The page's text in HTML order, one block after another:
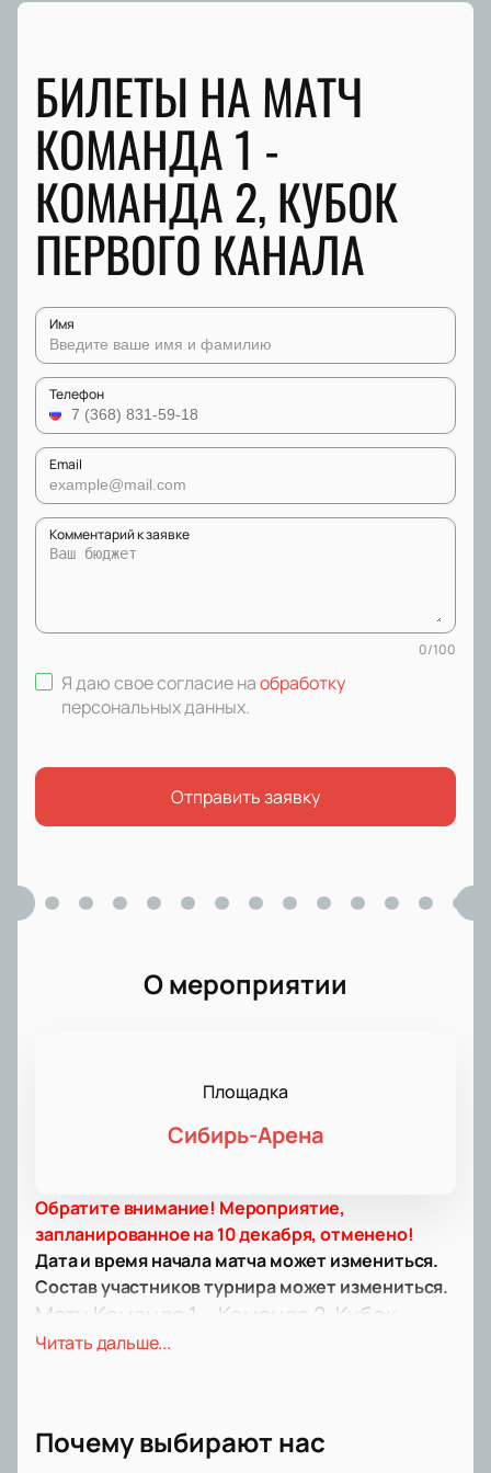
БИЛЕТЫ НА МАТЧ
КОМАНДА 1 -
КОМАНДА 2, КУБОК
ПЕРВОГО КАНАЛА
Имя
Телефон
Email
Комментарий к заявке
0/100
Я даю свое согласие наобработку
персональных данных.
Отправить заявку
О мероприятии
Площадка
Сибирь-Арена
Обратите внимание! Мероприятие,
запланированное на 10 декабря, отменено!
Дата и время начала матча может измениться.
Состав участников турнира может измениться.
Матч Команда 1 – Команда 2, Кубок
Первого канала
Команда 2 в рамках турнира Кубок Первого канала.
Этот турнир входит в календарь ИИХФ и собирает
Читать дальше...
Почему выбирают нас